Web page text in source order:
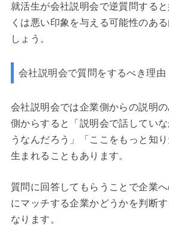
就活生が会社説明会で逆質問する
くは悪い印象を与える可能性のあ
しょう。
会社説明会で質問をするべき理由
会社説明会では企業側からの説明
側からすると「説明会で話してい
うなんだろう」「ここをもっと知
生まれることもあります。
質問に回答してもらうことで企業
にマッチする企業かどうかを判断
なります。